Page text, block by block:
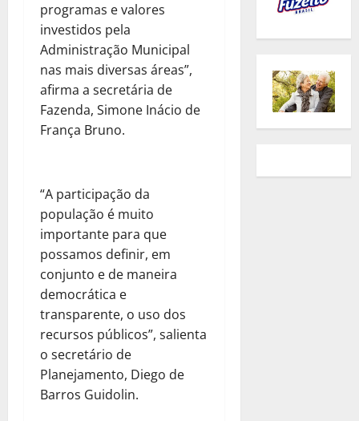
programas e valores
investidos pela
Administração Municipal
nas mais diversas áreas”,
afirma a secretária de
Fazenda, Simone Inácio de
França Bruno.
“A participação da
população é muito
importante para que
possamos definir, em
conjunto e de maneira
democrática e
transparente, o uso dos
recursos públicos”, salienta
o secretário de
Planejamento, Diego de
Barros Guidolin.